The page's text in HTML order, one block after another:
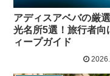
アディスアベバの厳
光名所5選！旅行者向
ィープガイド